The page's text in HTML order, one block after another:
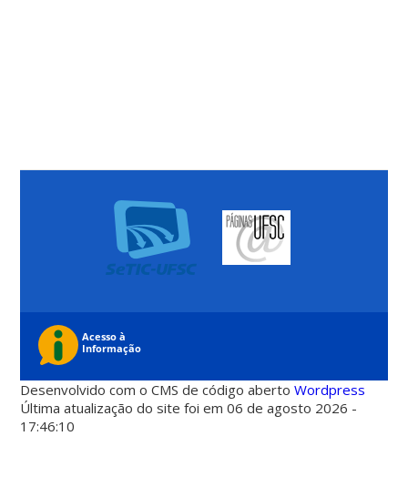
Desenvolvido com o CMS de código abertoWordpress
Última atualização do site foi em 06 de agosto 2026 -
17:46:10